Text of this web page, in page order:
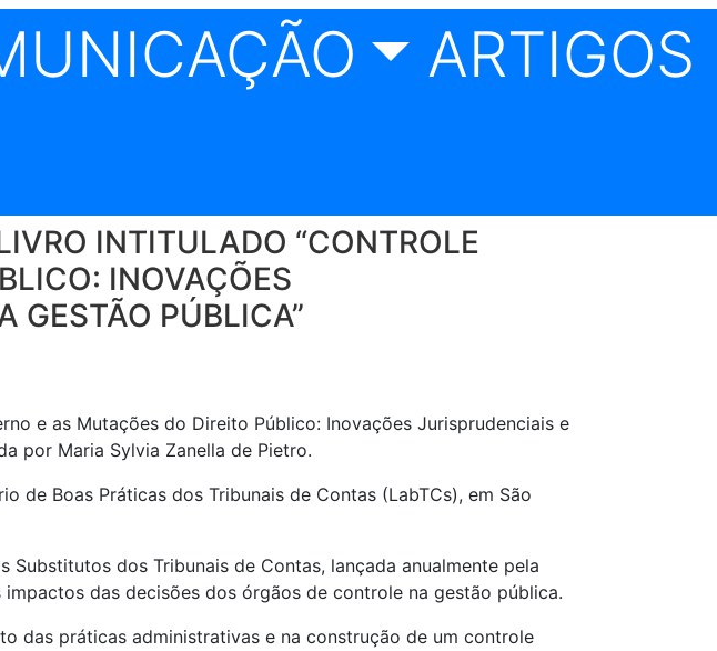
ARTIGOS
INTITULADO “CONTROLE
INOVAÇÕES
GESTÃO PÚBLICA”
e as Mutações do Direito Público: Inovações Jurisprudenciais e
por Maria Sylvia Zanella de Pietro.
de Boas Práticas dos Tribunais de Contas (LabTCs), em São
dos Tribunais de Contas, lançada anualmente pela
das decisões dos órgãos de controle na gestão pública.
das práticas administrativas e na construção de um controle